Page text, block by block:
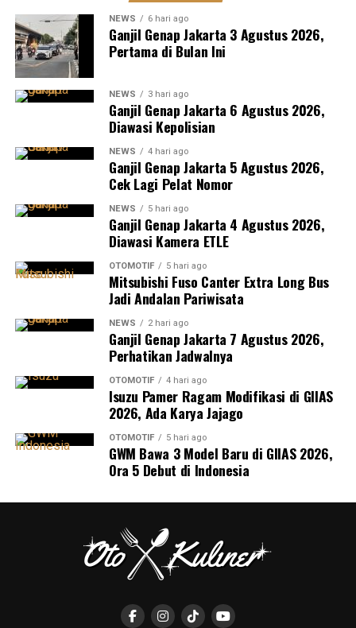
NEWS 6 hari ago
Ganjil Genap Jakarta 3 Agustus 2026,
Pertama di Bulan Ini
NEWS 3 hari ago
Ganjil Genap Jakarta 6 Agustus 2026,
Diawasi Kepolisian
NEWS 4 hari ago
Ganjil Genap Jakarta 5 Agustus 2026,
Cek Lagi Pelat Nomor
NEWS 5 hari ago
Ganjil Genap Jakarta 4 Agustus 2026,
Diawasi Kamera ETLE
OTOMOTIF 5 hari ago
Mitsubishi Fuso Canter Extra Long Bus
Jadi Andalan Pariwisata
NEWS 2 hari ago
Ganjil Genap Jakarta 7 Agustus 2026,
Perhatikan Jadwalnya
OTOMOTIF 4 hari ago
Isuzu Pamer Ragam Modifikasi di GIIAS
2026, Ada Karya Jajago
OTOMOTIF 5 hari ago
GWM Bawa 3 Model Baru di GIIAS 2026,
Ora 5 Debut di Indonesia